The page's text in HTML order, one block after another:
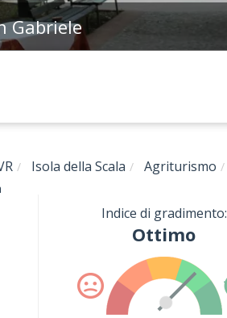
Gabriele
Isola della Scala Agriturismo
Indice di gradimento:
Ottimo